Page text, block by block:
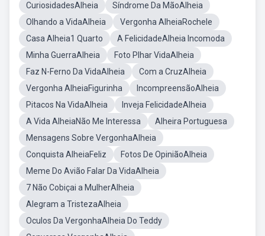
CuriosidadesAlheia
Síndrome Da MãoAlheia
Olhando a VidaAlheia
Vergonha AlheiaRochele
Casa Alheia1 Quarto
A FelicidadeAlheia Incomoda
Minha GuerraAlheia
Foto Plhar VidaAlheia
Faz N-Ferno Da VidaAlheia
Com a CruzAlheia
Vergonha AlheiaFigurinha
IncompreensãoAlheia
Pitacos Na VidaAlheia
Inveja FelicidadeAlheia
A Vida AlheiaNão Me Interessa
Alheira Portuguesa
Mensagens Sobre VergonhaAlheia
Conquista AlheiaFeliz
Fotos De OpiniãoAlheia
Meme Do Avião Falar Da VidaAlheia
7 Não Cobiçai a MulherAlheia
Alegram a TristezaAlheia
Oculos Da VergonhaAlheia Do Teddy